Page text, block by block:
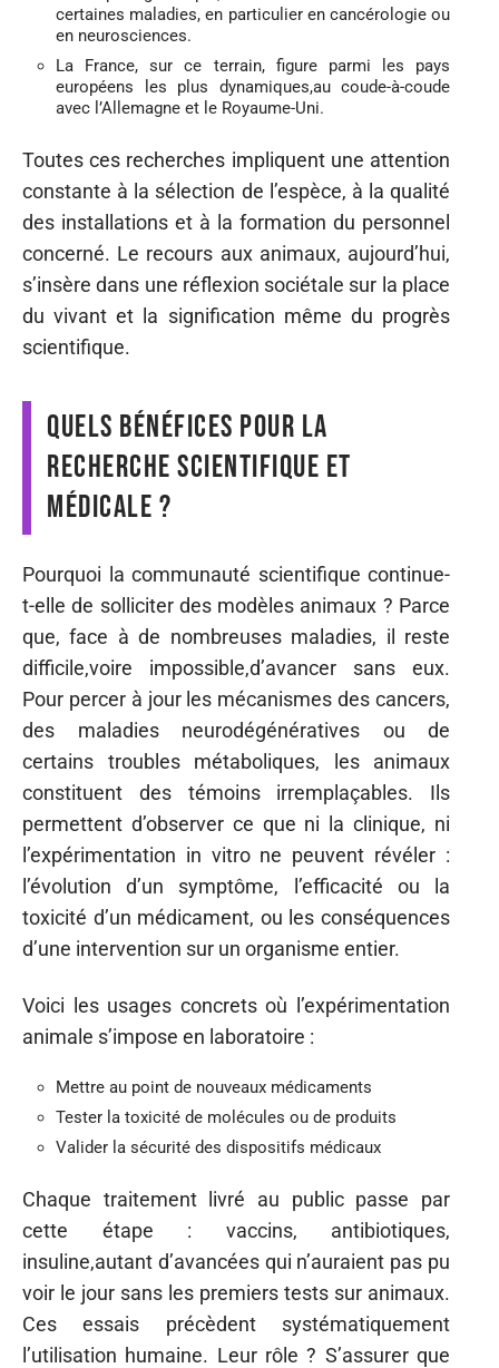
certaines maladies, en particulier en cancérologie ou
en neurosciences.
La France, sur ce terrain, figure parmi les pays
européens les plus dynamiques,au coude-à-coude
avec l’Allemagne et le Royaume-Uni.
Toutes ces recherches impliquent une attention
constante à la sélection de l’espèce, à la qualité
des installations et à la formation du personnel
concerné. Le recours aux animaux, aujourd’hui,
s’insère dans une réflexion sociétale sur la place
du vivant et la signification même du progrès
scientifique.
Quels bénéfices pour la
recherche scientifique et
médicale ?
Pourquoi la communauté scientifique continue-
t-elle de solliciter des modèles animaux ? Parce
que, face à de nombreuses maladies, il reste
difficile,voire impossible,d’avancer sans eux.
Pour percer à jour les mécanismes des cancers,
des maladies neurodégénératives ou de
certains troubles métaboliques, les animaux
constituent des témoins irremplaçables. Ils
permettent d’observer ce que ni la clinique, ni
l’expérimentation in vitro ne peuvent révéler :
l’évolution d’un symptôme, l’efficacité ou la
toxicité d’un médicament, ou les conséquences
d’une intervention sur un organisme entier.
Voici les usages concrets où l’expérimentation
animale s’impose en laboratoire :
Mettre au point de nouveaux médicaments
Tester la toxicité de molécules ou de produits
Valider la sécurité des dispositifs médicaux
Chaque traitement livré au public passe par
cette étape : vaccins, antibiotiques,
insuline,autant d’avancées qui n’auraient pas pu
voir le jour sans les premiers tests sur animaux.
Ces essais précèdent systématiquement
l’utilisation humaine. Leur rôle ? S’assurer que